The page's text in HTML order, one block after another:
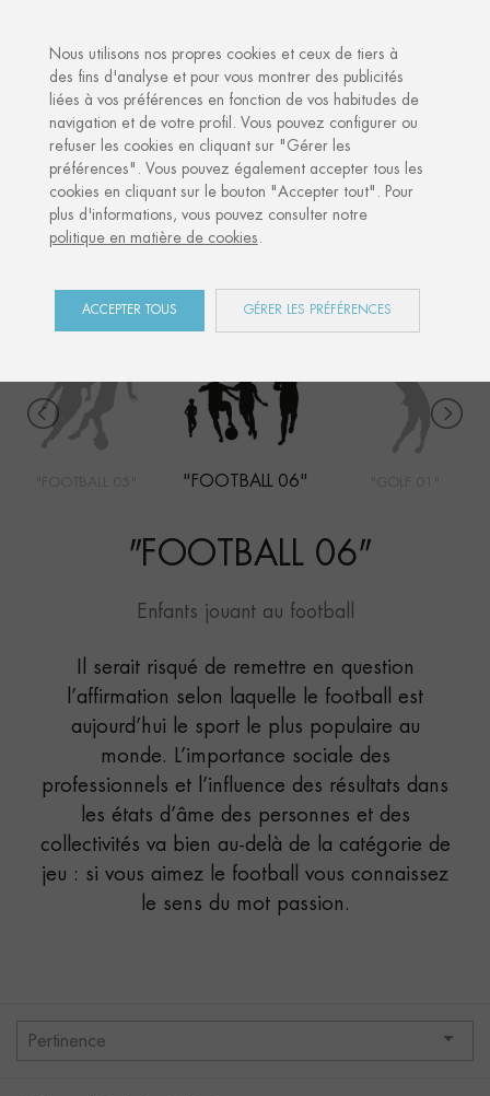
Accueil Shop Sports Football 06
SPORTS
"FOOTBALL 06"
"FOOTBALL 06"
Enfants jouant au football
Il serait risqué de remettre en question
l’affirmation selon laquelle le football est
aujourd’hui le sport le plus populaire au
monde. L’importance sociale des
professionnels et l’influence des résultats dans
les états d’âme des personnes et des
collectivités va bien au-delà de la catégorie de
jeu : si vous aimez le football vous connaissez
le sens du mot passion.
Pertinence 
Nous utilisons nos propres cookies et ceux de tiers à
des fins d'analyse et pour vous montrer des publicités
liées à vos préférences en fonction de vos habitudes de
navigation et de votre profil. Vous pouvez configurer ou
refuser les cookies en cliquant sur "Gérer les
préférences". Vous pouvez également accepter tous les
cookies en cliquant sur le bouton "Accepter tout". Pour
plus d'informations, vous pouvez consulter notre
politique en matière de cookies.
ACCEPTER TOUS GÉRER LES PRÉFÉRENCES